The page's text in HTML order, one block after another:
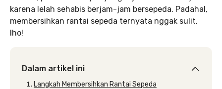
karena lelah sehabis berjam-jam bersepeda. Padahal,
membersihkan rantai sepeda ternyata nggak sulit,
lho!
Dalam artikel ini
Langkah Membersihkan Rantai Sepeda